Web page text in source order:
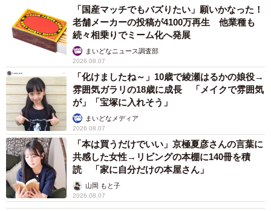
いる方のコメントもたくさんいただきました。 かつて牛丼
太郎を利用されていた方々も、牛丼太郎を利用したことの
ない方々もぜひ一度茗荷谷店を訪れてみてほしいと思いま
す。 店に入るとそこは、我々にとって懐かしの平成時代で
す。
「国産マッチでもバズりたい」願いかなった！
老舗メーカーの投稿が4100万再生 他業種も
続々相乗りでミーム化へ発展
まいどなニュース調査部
2026.08.07
「化けましたね～」10歳で綾瀬はるかの娘役→
雰囲気ガラリの18歳に成長 「メイクで雰囲気
が」「宝塚に入れそう」
まいどなメディア
2026.08.07
「本は買うだけでいい」京極夏彦さんの言葉に
共感した女性→リビングの本棚に140冊を積
読 「家に自分だけの本屋さん」
山岡 もと子
2026.08.07